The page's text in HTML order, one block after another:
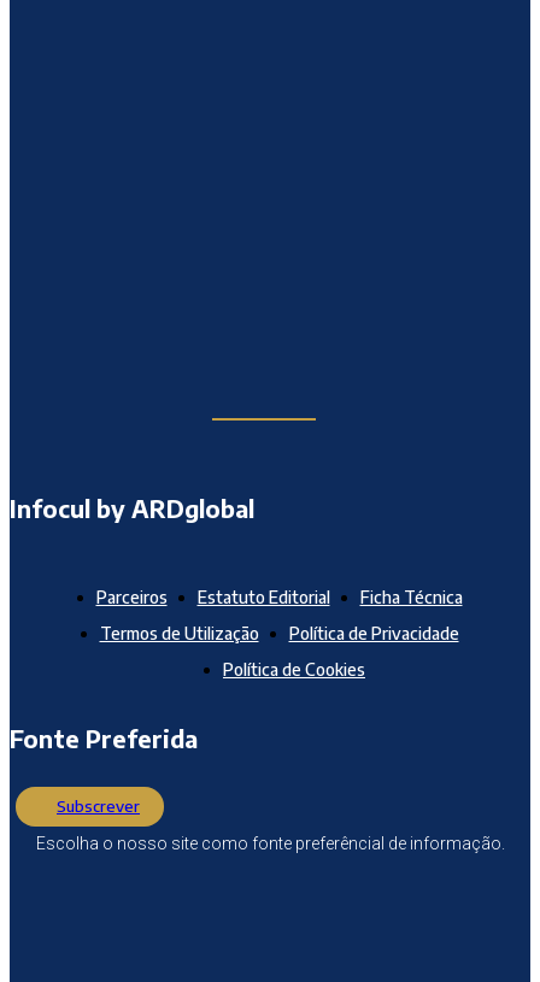
Infocul by ARDglobal
Parceiros Estatuto Editorial
Ficha Técnica
Termos de Utilização
Política de Privacidade
Política de Cookies
Fonte Preferida
Subscrever
Escolha o nosso site como fonte preferêncial de informação.